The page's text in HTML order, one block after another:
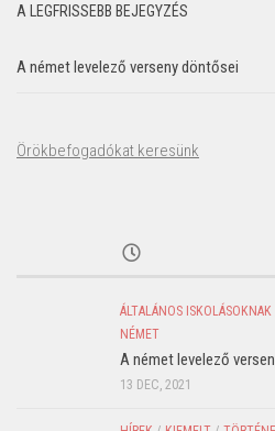
A LEGFRISSEBB BEJEGYZÉS
A német levelező verseny döntősei
Örökbefogadókat keresünk
ÁLTALÁNOS ISKOLÁSOKNAK
NÉMET
A német levelező
13 DEC, 2021